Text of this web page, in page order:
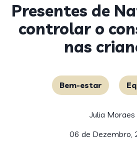
Presentes de
controlar o
nas
Bem-estar
Julia Moraes
06 de Dezembro,